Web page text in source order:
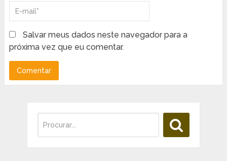
Salvar meus dados neste navegador para a
próxima vez que eu comentar.